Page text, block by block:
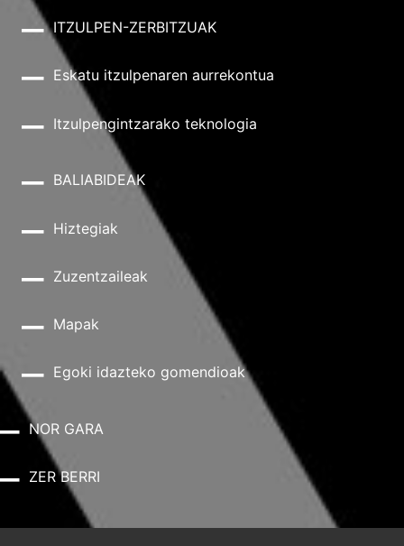
ITZULPEN-ZERBITZUAK
Eskatu itzulpenaren aurrekontua
Itzulpengintzarako teknologia
BALIABIDEAK
Hiztegiak
Zuzentzaileak
Mapak
Egoki idazteko gomendioak
NOR GARA
ZER BERRI